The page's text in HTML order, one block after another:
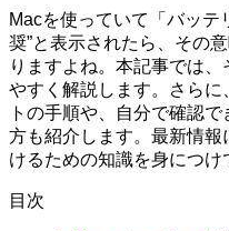
Macを使っていて「バッテ
奨”と表示されたら、その
りますよね。本記事では
やすく解説します。さら
トの手順や、自分で確認
方も紹介します。最新情
けるための知識を身につけ
目次